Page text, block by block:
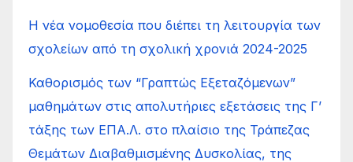
Η νέα νομοθεσία που διέπει τη λειτουργία των
σχολείων από τη σχολική χρονιά 2024-2025
Καθορισμός των “Γραπτώς Εξεταζόμενων”
μαθημάτων στις απολυτήριες εξετάσεις της Γ’
τάξης των ΕΠΑ.Λ. στο πλαίσιο της Τράπεζας
Θεμάτων Διαβαθμισμένης Δυσκολίας, της